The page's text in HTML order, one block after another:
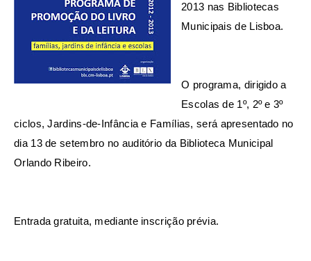
2013 nas Bibliotecas
Municipais de Lisboa.
O programa, dirigido a
Escolas de 1º, 2º e 3º
ciclos, Jardins-de-Infância e Famílias, será apresentado no
dia 13 de setembro no auditório da Biblioteca Municipal
Orlando Ribeiro.
Entrada gratuita, mediante inscrição prévia.